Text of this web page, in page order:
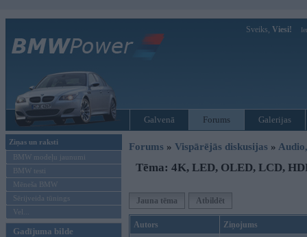
Sveiks, Viesi!
Galvenā Forums Galerijas
Ziņas un raksti
BMW modeļu jaunumi
BMW testi
Mēneša BMW
Sērijveida tūnings
Vel...
Gadījuma bilde
Forums » Vispārējās diskusijas »
Tēma: 4K, LED, OLED, LCD,
Jauna tēma Atbildēt
Autors Ziņojums